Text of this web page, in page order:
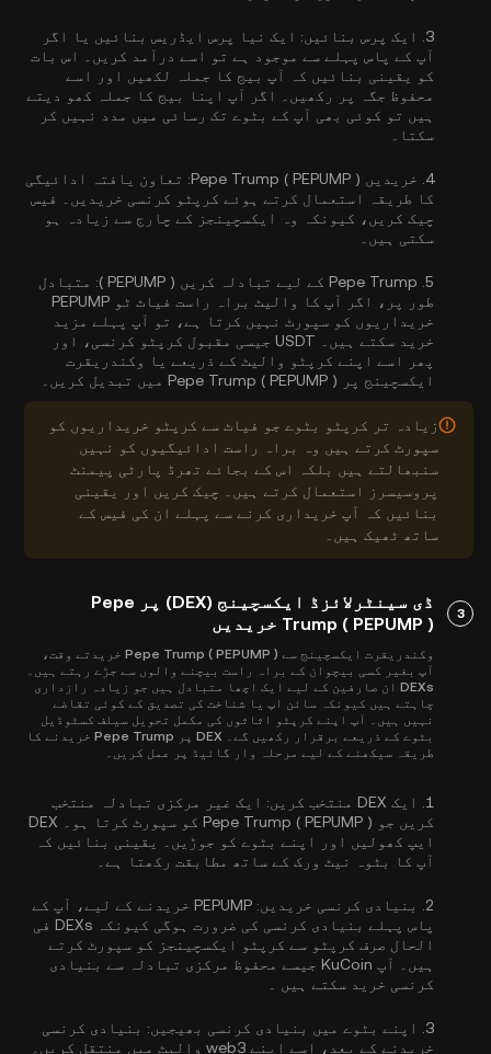
3. ایک پرس بنائیں: ایک نیا پرس ایڈریس بنائیں یا اگر
آپ کے پاس پہلے سے موجود ہے تو اسے درآمد کریں۔ اس بات
کو یقینی بنائیں کہ آپ بیج کا جملہ لکھیں اور اسے
محفوظ جگہ پر رکھیں۔ اگر آپ اپنا بیج کا جملہ کھو دیتے
ہیں تو کوئی بھی آپ کے بٹوے تک رسائی میں مدد نہیں کر
سکتا۔
4. خریدیں Pepe Trump ( PEPUMP ):
تعاون یافتہ ادائیگی
کا طریقہ استعمال کرتے ہوئے کرپٹو کرنسی خریدیں۔ فیس
چیک کریں، کیونکہ وہ ایکسچینجز کے چارج سے زیادہ ہو
سکتی ہیں۔
5. Pepe Trump کے لیے تبادلہ کریں ( PEPUMP ):
متبادل
طور پر، اگر آپ کا والیٹ براہ راست فیاٹ ٹو PEPUMP
خریداریوں کو سپورٹ نہیں کرتا ہے، تو آپ پہلے مزید
خرید سکتے ہیں۔ USDT جیسی مقبول کرپٹو کرنسی، اور
پھر اسے اپنے کرپٹو والیٹ کے ذریعے یا وکندریقرت
ایکسچینج پر Pepe Trump ( PEPUMP ) میں تبدیل کریں۔
زیادہ تر کرپٹو بٹوے جو فیاٹ سے کرپٹو خریداریوں کو
سپورٹ کرتے ہیں وہ براہ راست ادائیگیوں کو نہیں
سنبھالتے ہیں بلکہ اس کے بجائے تھرڈ پارٹی پیمنٹ
پروسیسرز استعمال کرتے ہیں۔ چیک کریں اور یقینی
بنائیں کہ آپ خریداری کرنے سے پہلے ان کی فیس کے
ساتھ ٹھیک ہیں۔
3
ڈی سینٹرلائزڈ ایکسچینج (DEX) پر Pepe
Trump ( PEPUMP ) خریدیں
وکندریقرت ایکسچینج سے Pepe Trump ( PEPUMP ) خریدتے وقت،
آپ بغیر کسی بیچوان کے براہ راست بیچنے والوں سے جڑے رہتے ہیں۔
DEXs ان صارفین کے لیے ایک اچھا متبادل ہیں جو زیادہ رازداری
چاہتے ہیں کیونکہ سائن اپ یا شناخت کی تصدیق کے کوئی تقاضے
نہیں ہیں۔ آپ اپنے کرپٹو اثاثوں کی مکمل تحویل سیلف کسٹوڈیل
بٹوے کے ذریعے برقرار رکھیں گے۔ DEX پر Pepe Trump خریدنے کا
طریقہ سیکھنے کے لیے مرحلہ وار گائیڈ پر عمل کریں۔
1. ایک DEX منتخب کریں:
ایک غیر مرکزی تبادلہ منتخب
کریں جو Pepe Trump ( PEPUMP ) کو سپورٹ کرتا ہو۔ DEX
ایپ کھولیں اور اپنے بٹوے کو جوڑیں۔ یقینی بنائیں کہ
آپ کا بٹوہ نیٹ ورک کے ساتھ مطابقت رکھتا ہے۔
2. بنیادی کرنسی خریدیں:
PEPUMP خریدنے کے لیے، آپ کے
پاس پہلے بنیادی کرنسی کی ضرورت ہوگی کیونکہ DEXs فی
الحال صرف کرپٹو سے کرپٹو ایکسچینجز کو سپورٹ کرتے
ہیں۔ آپ KuCoin جیسے محفوظ مرکزی تبادلہ سے
بنیادی
کرنسی خرید سکتے ہیں
3. اپنے بٹوے میں بنیادی کرنسی بھیجیں: بنیادی کرنسی
خریدنے کے بعد، اسے اپنے web3 والیٹ میں منتقل کریں۔